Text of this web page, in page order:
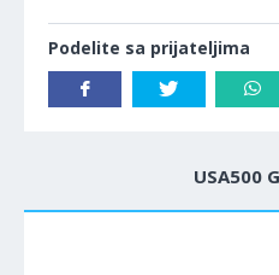
Podelite sa prijateljima
USA500